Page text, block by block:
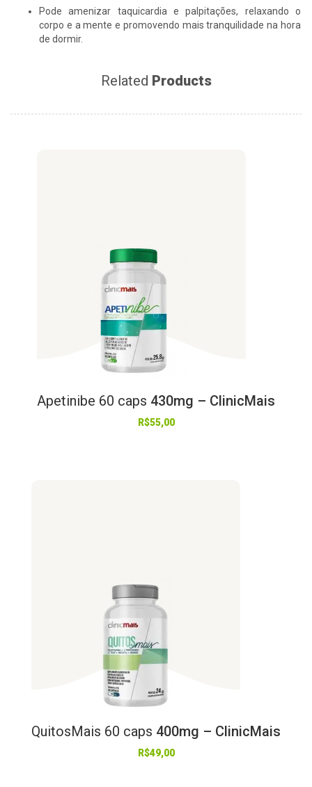
Pode amenizar taquicardia e palpitações, relaxando o
corpo e a mente e promovendo mais tranquilidade na hora
de dormir.
Related Products
Apetinibe 60 caps 430mg – ClinicMais
R$55,00
QuitosMais 60 caps 400mg – ClinicMais
R$49,00